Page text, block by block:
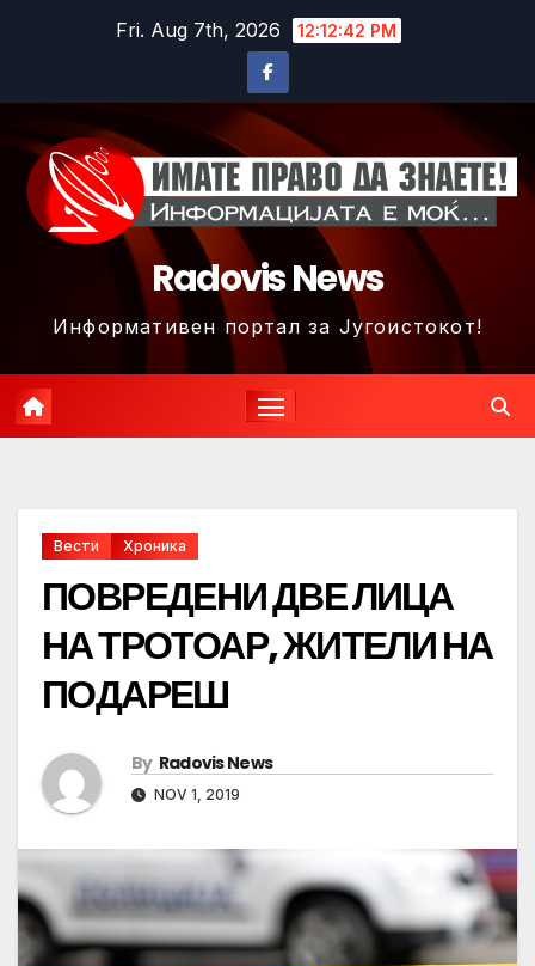
Fri. Aug 7th, 2026 12:12:45 PM
Radovis News
Информативен портал за Југоистокот!
Вести Хроника
ПОВРЕДЕНИ ДВЕ ЛИЦА
НА ТРОТОАР, ЖИТЕЛИ НА
ПОДАРЕШ
By Radovis News
NOV 1, 2019